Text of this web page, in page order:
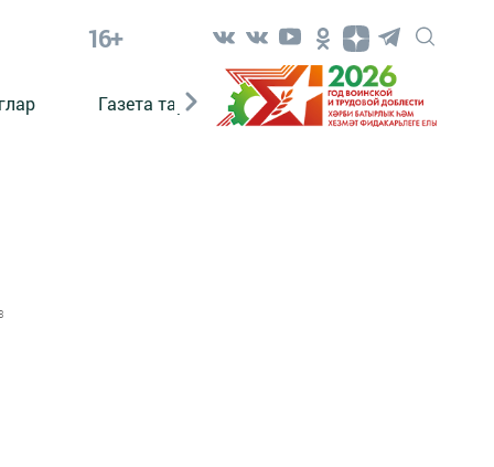
16+
Газета тарихы Әкият Әкият